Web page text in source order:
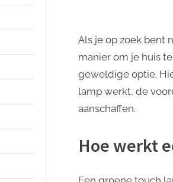
Als je op zoek bent
manier om je huis
geweldige optie.
lamp werkt, de
aanschaffen.
Hoe werkt